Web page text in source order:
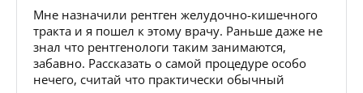
Мне назначили рентген желудочно-кишечного
тракта и я пошел к этому врачу. Раньше даже не
знал что рентгенологи таким занимаются,
забавно. Рассказать о самой процедуре особо
нечего, считай что практически обычный